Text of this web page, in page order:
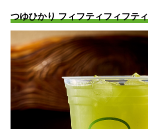
つゆひかり フィフティフィフティ